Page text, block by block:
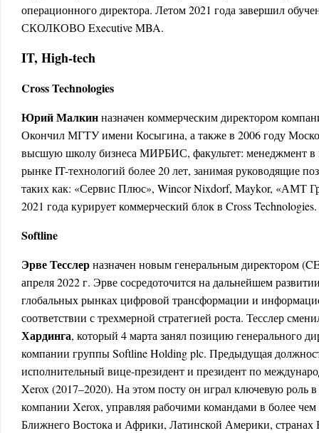
операционного директора. Летом 2021 года завершил
СКОЛКОВО Executive MBA.
IT, High-tech
Cross Technologies
Юрий Малкинназначен коммерческим директором
Окончил МГТУ имени Косыгина, а также в 2006 году
высшую школу бизнеса МИРБИС, факультет: менеджмент в
рынке IT-технологий более 20 лет, занимая руководящие
таких как: «Сервис Плюс», Wincor Nixdorf, Maykor,
2021 года курирует коммерческий блок в Cross Technologies.
Softline
Эрве Тесслерназначен новым генеральным директором
апреля 2022 г. Эрве сосредоточится на дальнейшем
глобальных рынках цифровой трансформации и
соответствии с трехмерной стратегией роста. Тесслер
Хардинга, который 4 марта занял позицию генерального
компании группы Softline Holding plc. Предыдущая
исполнительный вице-президент и президент по
Xerox (2017–2020). На этом посту он играл ключевую роль
компании Xerox, управляя рабочими командами в более
Ближнего Востока и Африки, Латинской Америки, странах